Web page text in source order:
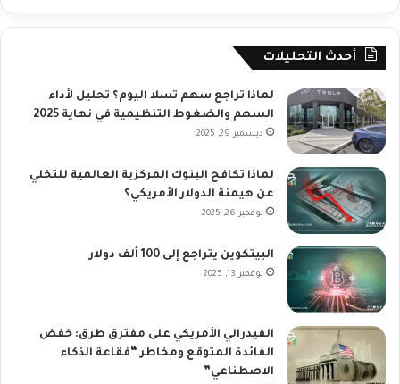
أحدث التحليلات
لماذا تراجع سهم تسلا اليوم؟ تحليل لأداء
السهم والضغوط التنظيمية في نهاية 2025
ديسمبر 29, 2025
لماذا تكافح البنوك المركزية العالمية للتخلي
عن هيمنة الدولار الأمريكي؟
نوفمبر 26, 2025
البيتكوين يتراجع إلى 100 ألف دولار
نوفمبر 13, 2025
الفيدرالي الأمريكي على مفترق طرق: خفض
الفائدة المتوقع ومخاطر “فقاعة الذكاء
الاصطناعي”